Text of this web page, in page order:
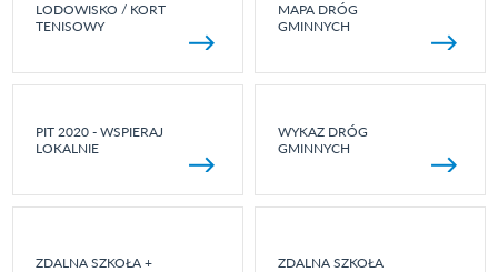
LODOWISKO / KORT
TENISOWY
MAPA DRÓG
GMINNYCH
PIT 2020 - WSPIERAJ
LOKALNIE
WYKAZ DRÓG
GMINNYCH
ZDALNA SZKOŁA + ZDALNA SZKOŁA